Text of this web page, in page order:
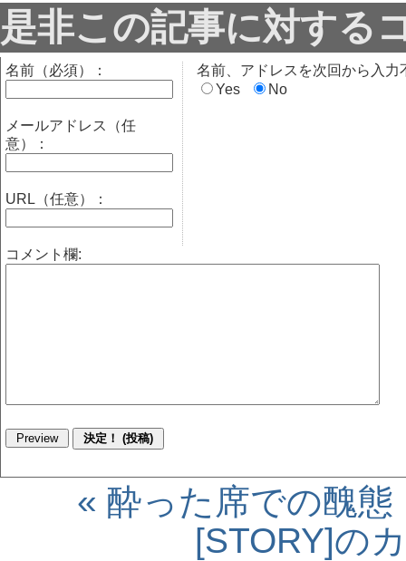
是非この記事に対する
名前（必須）：
メールアドレス（任
意）：
URL（任意）：
名前、アドレスを次回から入力
Yes
No
コメント欄:
« 酔った席での醜態
[STORY]の